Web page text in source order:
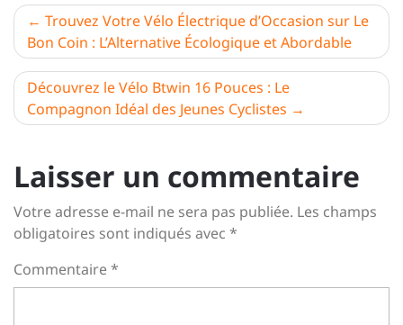
Navigation
de
l’article
Trouvez Votre Vélo Électrique d’Occasion sur Le
Bon Coin : L’Alternative Écologique et Abordable
Découvrez le Vélo Btwin 16 Pouces : Le
Compagnon Idéal des Jeunes Cyclistes
Laisser un commentaire
Votre adresse e-mail ne sera pas publiée. Les champs
obligatoires sont indiqués avec *
Commentaire*